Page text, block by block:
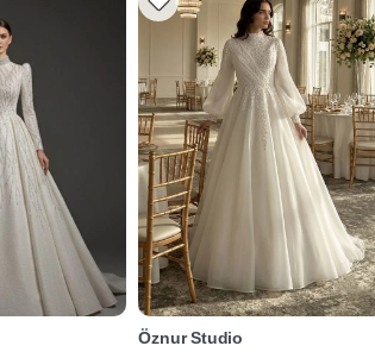
Öznur Studio